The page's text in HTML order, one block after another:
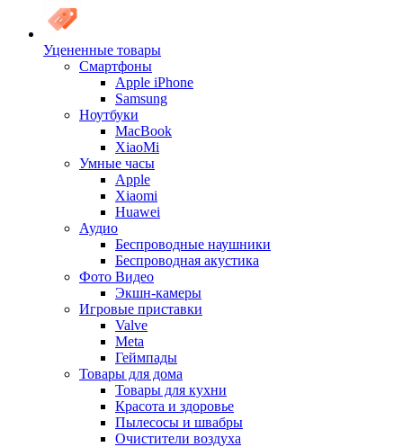
Уцененные товары
Cмартфоны
Apple iPhone
Samsung
Ноутбуки
MacBook
XiaoMi
Умные часы
Apple
Xiaomi
Huawei
Аудио
Беспроводные наушники
Беспроводная акустика
Фото Видео
Экшн-камеры
Игровые приставки
Valve
Meta
Геймпады
Товары для дома
Товары для кухни
Красота и здоровье
Пылесосы и швабры
Очистители воздуха